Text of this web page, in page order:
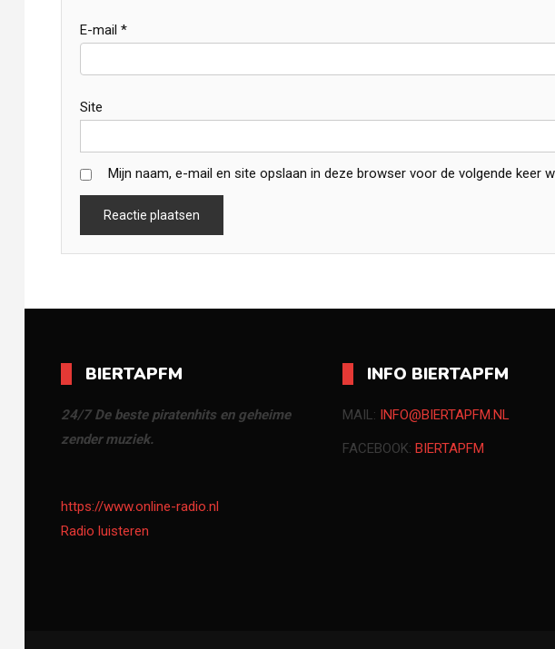
E-mail *
Site
Mijn naam, e-mail en site opslaan in deze browser voor de volgende keer
BIERTAPFM
24/7 De beste piratenhits en geheime
zender muziek.
https://www.online-radio.nl
Radio luisteren
INFO BIERTAPFM
MAIL: INFO@BIERTAPFM.NL
FACEBOOK: BIERTAPFM